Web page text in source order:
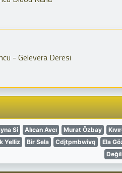
- Gelevera Deresi
Si Alıcan Avcı Murat Özbay
Yelliz Bir Sela Cdjtpmbwivq Ela